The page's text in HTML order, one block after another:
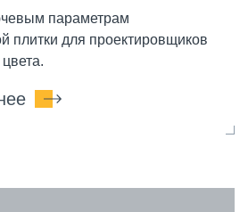
параметрам
плитки для проектировщиков